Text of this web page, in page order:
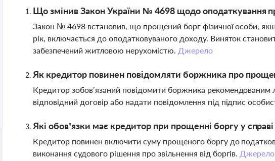
Що змінив Закон України № 4698 щодо оподаткування
Закон № 4698 встановив, що прощений борг фізичної особи,
рік, включається до оподатковуваного доходу. Виняток
забезпечений житловою нерухомістю. Джерело
Як кредитор повинен повідомляти боржника про
Кредитор зобов’язаний повідомити боржника рекомендованим
відповідний договір або надати повідомлення під підпис
Які обов’язки має кредитор при прощенні боргу у
Кредитор повинен включити суму прощеного боргу до
виконання судового рішення про звільнення від боргів. Джерело